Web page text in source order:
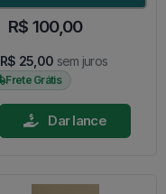
R$ 100,00
R$ 25,00 sem juros
Frete Grátis
Dar lance